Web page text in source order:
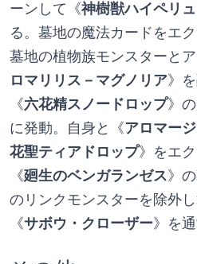
ーンして《神樹獣ハイペリ
る。墓地の魔法カードをエ
墓地の植物族モンスターと
ロマリリス－マグノリア》
《六花精スノードロップ》
に発動。自身と《アロマー
花聖ティアドロップ》をエ
《廻生のベンガランゼス》
のリンクモンスターを除外
《サボウ・クローザー》を